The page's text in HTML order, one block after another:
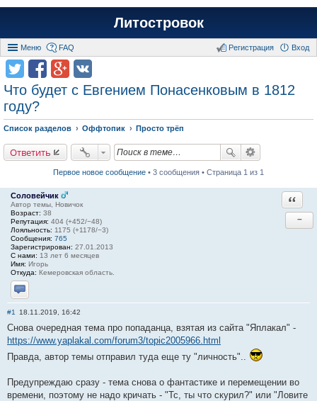
Литостровок
Меню FAQ Вход
Регистрация
Что будет с Евгением Понасенковым в 1812
году?
Список разделов Оффтопик Просто трёп
Ответить
Первое новое сообщение • 3 сообщения • Страница 1 из 1
Соловейчик
Автор темы, Новичок
Возраст: 38
Репутация: 404 (+452/−48)
Лояльность: 1175 (+1178/−3)
Сообщения: 765
Зарегистрирован: 27.01.2013
С нами: 13 лет 6 месяцев
Имя: Игорь
Откуда: Кемеровская область.
Отправить личное сообщение
−
#1 18.11.2019, 16:42
Снова очередная тема про попаданца, взятая из сайта "Яплакал" -
https://www.yaplakal.com/forum3/topic2005966.html
Правда, автор темы отправил туда еще ту "личность"..
Предупреждаю сразу - тема снова о фантастике и перемещении во
времени, поэтому не надо кричать - "Тс, ты что скурил?" или "Ловите